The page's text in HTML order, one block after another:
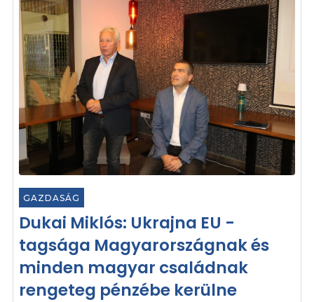
GAZDASÁG
Dukai Miklós: Ukrajna EU -
tagsága Magyarországnak és
minden magyar családnak
rengeteg pénzébe kerülne